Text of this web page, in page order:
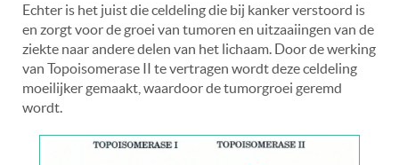
Echter is het juist die celdeling die bij kanker verstoord is
en zorgt voor de groei van tumoren en uitzaaiingen van de
ziekte naar andere delen van het lichaam. Door de werking
van Topoisomerase II te vertragen wordt deze celdeling
moeilijker gemaakt, waardoor de tumorgroei geremd
wordt.